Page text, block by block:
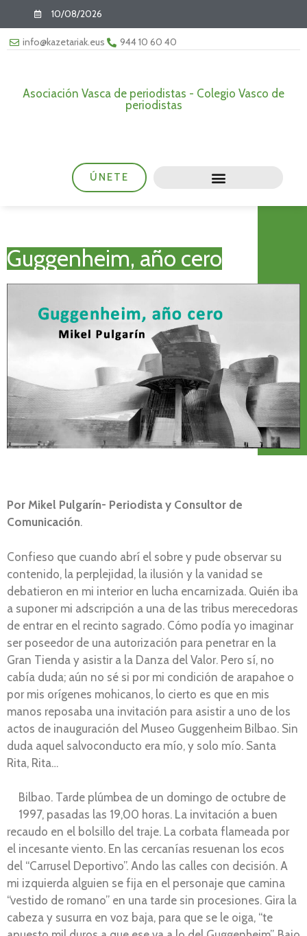
10/08/2026
info@kazetariak.eus 944 10 60 40
Asociación Vasca de periodistas - Colegio Vasco de
periodistas
ÚNETE
Guggenheim, año cero
Por Mikel Pulgarín- Periodista y Consultor de
Comunicación.
Confieso que cuando abrí el sobre y pude observar su
contenido, la perplejidad, la ilusión y la vanidad se
debatieron en mi interior en lucha encarnizada. Quién iba
a suponer mi adscripción a una de las tribus merecedoras
de entrar en el recinto sagrado. Cómo podía yo imaginar
ser poseedor de una autorización para penetrar en la
Gran Tienda y asistir a la Danza del Valor. Pero sí, no
cabía duda; aún no sé si por mi condición de arapahoe o
por mis orígenes mohicanos, lo cierto es que en mis
manos reposaba una invitación para asistir a uno de los
actos de inauguración del Museo Guggenheim Bilbao. Sin
duda aquel salvoconducto era mío, y solo mío. Santa
Rita, Rita…
Bilbao. Tarde plúmbea de un domingo de octubre de
1997, pasadas las 19,00 horas. La invitación a buen
recaudo en el bolsillo del traje. La corbata flameada por
el incesante viento. En las cercanías resuenan los ecos
del “Carrusel Deportivo”. Ando las calles con decisión. A
mi izquierda alguien se fija en el personaje que camina
“vestido de romano” en una tarde sin procesiones. Gira la
cabeza y susurra en voz baja, para que se le oiga, “te